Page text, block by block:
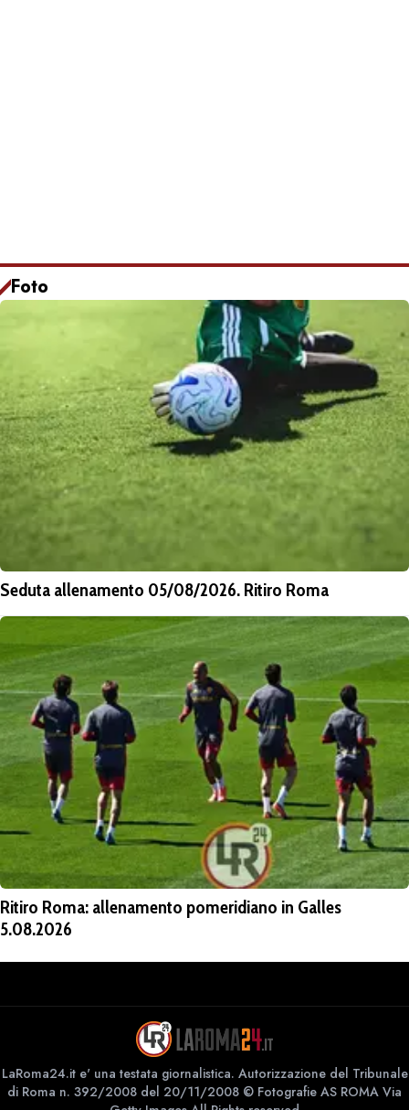
Foto
Seduta allenamento 05/08/2026. Ritiro Roma
Ritiro Roma: allenamento pomeridiano in Galles
5.08.2026
LaRoma24.it e' una testata giornalistica. Autorizzazione del Tribunale
di Roma n. 392/2008 del 20/11/2008 © Fotografie AS ROMA Via